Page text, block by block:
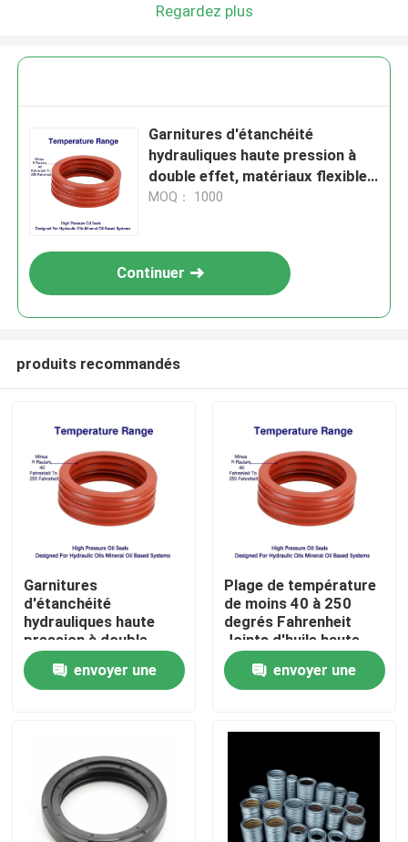
Produits
Vidéos
Regardez plus
Garnitures d'étanchéité
hydrauliques haute pression à
double effet, matériaux flexibles
assurant un fonctionnement
MOQ： 1000
Continuer
produits recommandés
Garnitures
d'étanchéité
hydrauliques haute
pression à double
effet, matériaux
flexibles assurant un
fonctionnement
envoyer une
Plage de température
de moins 40 à 250
degrés Fahrenheit
Joints d'huile haute
pression conçus pour
les huiles hydrauliques
Systèmes à base
envoyer une